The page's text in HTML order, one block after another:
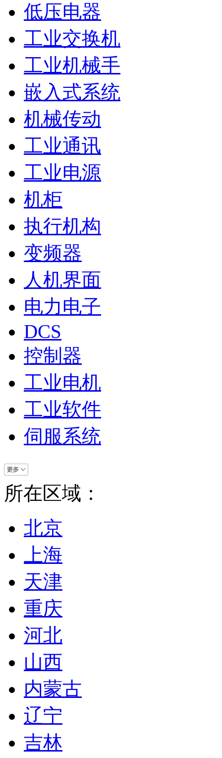
低压电器
工业交换机
工业机械手
嵌入式系统
机械传动
工业通讯
工业电源
机柜
执行机构
变频器
人机界面
电力电子
DCS
控制器
工业电机
工业软件
伺服系统
所在区域：
北京
上海
天津
重庆
河北
山西
内蒙古
辽宁
吉林